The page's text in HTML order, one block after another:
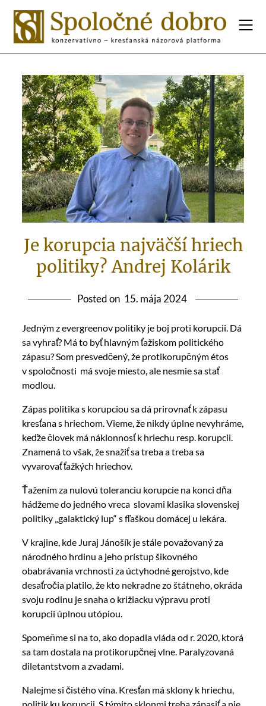
Je korupcia najväčší hriech
politiky? Andrej Kolárik
Posted on 15. mája 2024
Jedným z evergreenov politiky je boj proti korupcii. Dá
sa vyhrať? Má to byť hlavným ťažiskom politického
zápasu? Som presvedčený, že protikorupčným étos
v spoločnosti má svoje miesto, ale nesmie sa stať
modlou.
Zápas politika s korupciou sa dá prirovnať k zápasu
kresťana s hriechom. Vieme, že nikdy úplne nevyhráme,
keďže človek má náklonnosť k hriechu resp. korupcii.
Znamená to však, že snažiť sa treba a treba sa
vyvarovať ťažkých hriechov.
Ťažením za nulovú toleranciu korupcie na konci dňa
hádžeme do jedného vreca slovami klasika slovenskej
politiky „galaktický lup“ s fľaškou domácej u lekára.
V krajine, kde Juraj Jánošík je stále považovaný za
národného hrdinu a jeho prístup šikovného
obabrávania vrchnosti za úctyhodné gerojstvo, kde
desaťročia platilo, že kto nekradne zo štátneho, okráda
svoju rodinu je snaha o križiacku výpravu proti
korupcii úplnou utópiou.
Spomeňme si na to, ako dopadla vláda od r. 2020, ktorá
sa tam dostala na protikorupčnej vlne. Paralyzovaná
diletantstvom a zvadami.
Nalejme si čistého vína. Kresťan má sklony k hriechu,